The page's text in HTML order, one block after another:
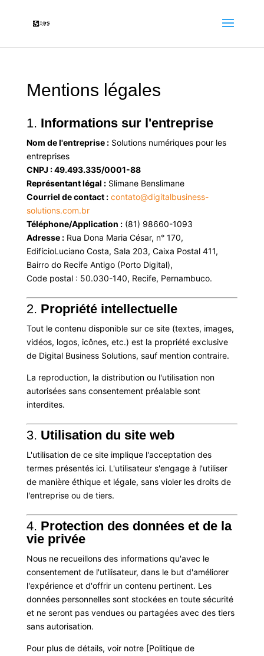
Mentions légales
1. Informations sur l'entreprise
Nom de l'entreprise :Solutions numériques pour les
entreprises
CNPJ : 49.493.335/0001-88
Représentant légal :Slimane Benslimane
Courriel de contact : contato@digitalbusiness-
solutions.com.br
Téléphone/Application :(81) 98660-1093
Adresse :Rua Dona Maria César, n° 170,
EdifícioLuciano Costa, Sala 203, Caixa Postal 411,
Bairro do Recife Antigo (Porto Digital),
Code postal : 50.030-140, Recife, Pernambuco.
2. Propriété intellectuelle
Tout le contenu disponible sur ce site (textes, images,
vidéos, logos, icônes, etc.) est la propriété exclusive
de Digital Business Solutions, sauf mention contraire.
La reproduction, la distribution ou l'utilisation non
autorisées sans consentement préalable sont
interdites.
3. Utilisation du site web
L'utilisation de ce site implique l'acceptation des
termes présentés ici. L'utilisateur s'engage à l'utiliser
de manière éthique et légale, sans violer les droits de
l'entreprise ou de tiers.
4. Protection des données et de la
vie privée
Nous ne recueillons des informations qu'avec le
consentement de l'utilisateur, dans le but d'améliorer
l'expérience et d'offrir un contenu pertinent. Les
données personnelles sont stockées en toute sécurité
et ne seront pas vendues ou partagées avec des tiers
sans autorisation.
Pour plus de détails, voir notre [Politique de